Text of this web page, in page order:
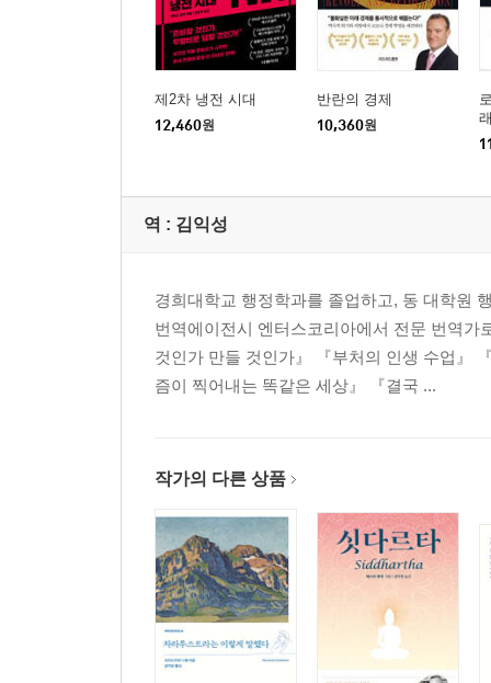
제2차 냉전 시대
12,460원
반란의 경제
10,360원
역 : 김익성
경희대학교 행정학과를 졸업하고, 동 대학원
번역에이전시 엔터스코리아에서 전문 번역가
것인가 만들 것인가』 『부처의 인생 수업』
즘이 찍어내는 똑같은 세상』 『결국 ...
작가의 다른 상품